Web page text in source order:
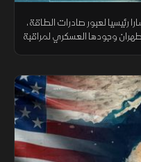
لعبور صادرات الطاقة،
طهران وجودها العسكري لمراقبة